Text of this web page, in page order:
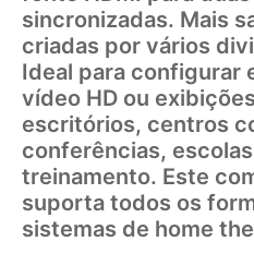
sincronizadas. Mais
criadas por vários
Ideal para configurar
vídeo HD ou
escritórios, centros
conferências,
treinamento. Este
suporta todos os
sistemas de home